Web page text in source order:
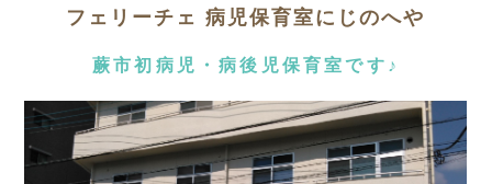
フェリーチェ 病児保育室にじのへや
蕨市初病児・病後児保育室です♪